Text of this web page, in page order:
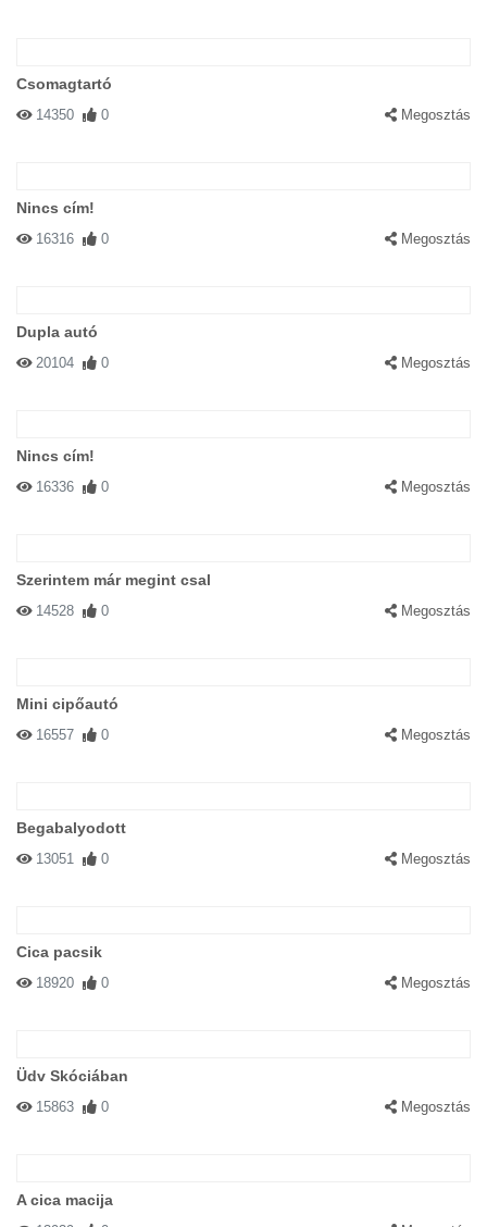
Csomagtartó
14350 0 Megosztás
Nincs cím!
16316 0 Megosztás
Dupla autó
20104 0 Megosztás
Nincs cím!
16336 0 Megosztás
Szerintem már megint csal
14528 0 Megosztás
Mini cipőautó
16557 0 Megosztás
Begabalyodott
13051 0 Megosztás
Cica pacsik
18920 0 Megosztás
Üdv Skóciában
15863 0 Megosztás
A cica macija